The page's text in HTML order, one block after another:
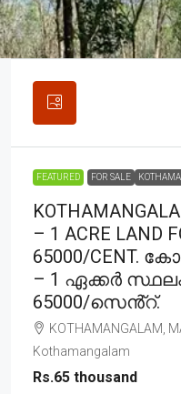
FEATURED FOR SALE
– 1 ACRE LAND
65000/CENT.
– 1 ഏക്കർ
65000/സെൻ്റ്.
KOTHAMANGALAM,
Kothamangalam
Rs.65 thousand